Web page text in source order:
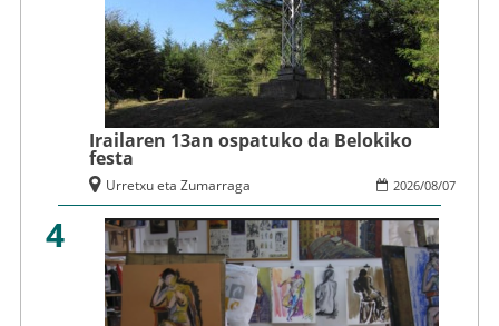
Irailaren 13an ospatuko da Belokiko
festa
2026/08/07
Urretxu eta Zumarraga
4